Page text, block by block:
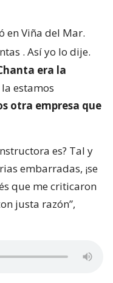
en Viña del Mar.
. Así yo lo dije.
era la
la estamos
otra empresa que
es? Tal y
embarradas, ¡se
que me criticaron
justa razón”,